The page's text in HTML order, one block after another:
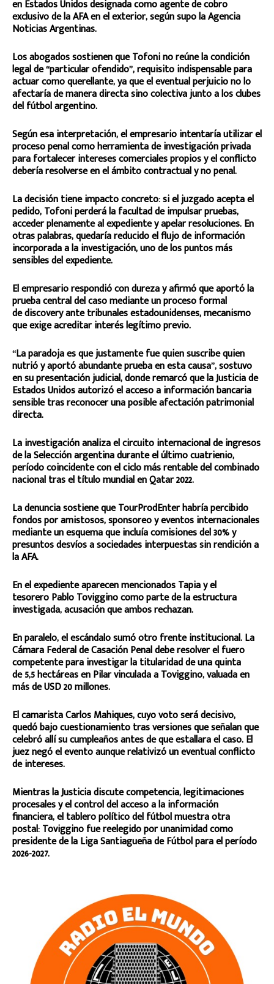
en Estados Unidos designada como agente de cobro
exclusivo de la AFA en el exterior, según supo la Agencia
Noticias Argentinas.
Los abogados sostienen que Tofoni no reúne la condición
legal de “particular ofendido”, requisito indispensable para
actuar como querellante, ya que el eventual perjuicio no lo
afectaría de manera directa sino colectiva junto a los clubes
del fútbol argentino.
Según esa interpretación, el empresario intentaría utilizar el
proceso penal como herramienta de investigación privada
para fortalecer intereses comerciales propios y el conflicto
debería resolverse en el ámbito contractual y no penal.
La decisión tiene impacto concreto: si el juzgado acepta el
pedido, Tofoni perderá la facultad de impulsar pruebas,
acceder plenamente al expediente y apelar resoluciones. En
otras palabras, quedaría reducido el flujo de información
incorporada a la investigación, uno de los puntos más
sensibles del expediente.
El empresario respondió con dureza y afirmó que aportó la
prueba central del caso mediante un proceso formal
de discovery ante tribunales estadounidenses, mecanismo
que exige acreditar interés legítimo previo.
“La paradoja es que justamente fue quien suscribe quien
nutrió y aportó abundante prueba en esta causa”, sostuvo
en su presentación judicial, donde remarcó que la Justicia de
Estados Unidos autorizó el acceso a información bancaria
sensible tras reconocer una posible afectación patrimonial
directa.
La investigación analiza el circuito internacional de ingresos
de la Selección argentina durante el último cuatrienio,
período coincidente con el ciclo más rentable del combinado
nacional tras el título mundial en Qatar 2022.
La denuncia sostiene que TourProdEnter habría percibido
fondos por amistosos, sponsoreo y eventos internacionales
mediante un esquema que incluía comisiones del 30% y
presuntos desvíos a sociedades interpuestas sin rendición a
la AFA.
En el expediente aparecen mencionados Tapia y el
tesorero Pablo Toviggino como parte de la estructura
investigada, acusación que ambos rechazan.
En paralelo, el escándalo sumó otro frente institucional. La
Cámara Federal de Casación Penal debe resolver el fuero
competente para investigar la titularidad de una quinta
de 5,5 hectáreas en Pilar vinculada a Toviggino, valuada en
más de USD 20 millones.
El camarista Carlos Mahiques, cuyo voto será decisivo,
quedó bajo cuestionamiento tras versiones que señalan que
celebró allí su cumpleaños antes de que estallara el caso. El
juez negó el evento aunque relativizó un eventual conflicto
de intereses.
Mientras la Justicia discute competencia, legitimaciones
procesales y el control del acceso a la información
financiera, el tablero político del fútbol muestra otra
postal: Toviggino fue reelegido por unanimidad como
presidente de la Liga Santiagueña de Fútbol para el período
2026-2027.